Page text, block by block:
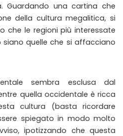
Guardando una cartina che
della cultura megalitica, si
che le regioni più interessate
quelle che si affacciano
sembra esclusa dal
quella occidentale è ricca
cultura (basta ricordare
spiegato in modo molto
ipotizzando che questa